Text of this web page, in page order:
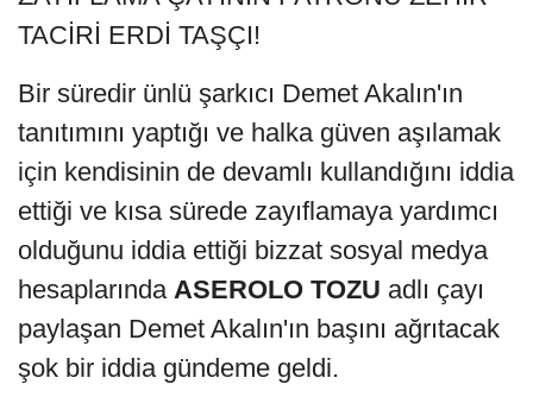
Bir süredir ünlü şarkıcı Demet Akalın'ın
tanıtımını yaptığı ve halka güven aşılamak
için kendisinin de devamlı kullandığını iddia
ettiği ve kısa sürede zayıflamaya yardımcı
olduğunu iddia ettiği bizzat sosyal medya
hesaplarında ASEROLO TOZU adlı çayı
paylaşan Demet Akalın'ın başını ağrıtacak
şok bir iddia gündeme geldi.